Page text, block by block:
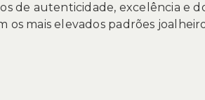
de autenticidade, excelência e
os mais elevados padrões